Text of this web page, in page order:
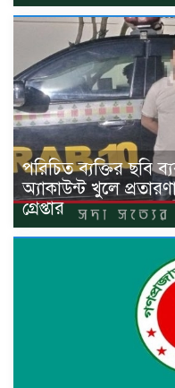
পরিচিত ব্যক্তির ছবি
অ্যাকাউন্ট খুলে
গ্রেপ্তার